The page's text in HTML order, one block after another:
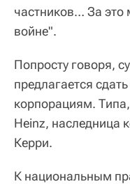
частников… За это
войне".
Попросту говоря,
предлагается
корпорациям.
Heinz, наследница
Керри.
К национальным